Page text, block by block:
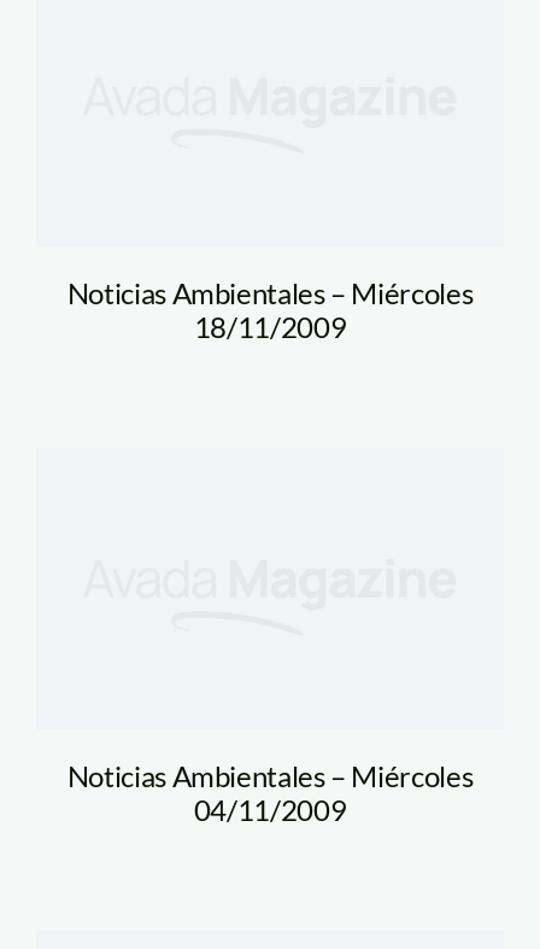
Noticias Ambientales – Miércoles
18/11/2009
Noticias Ambientales – Miércoles
04/11/2009